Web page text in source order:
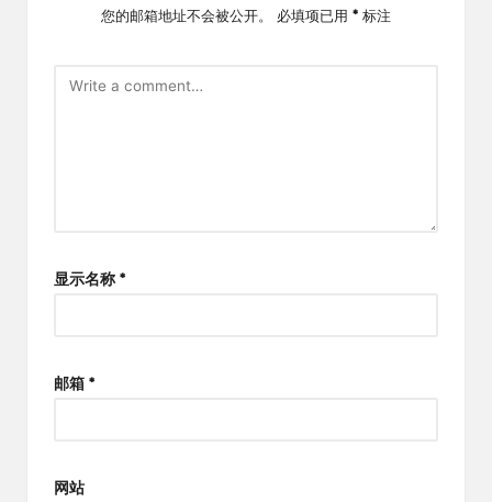
您的邮箱地址不会被公开。 必填项已用 * 标注
显示名称 *
邮箱 *
网站